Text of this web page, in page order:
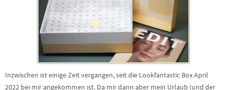
Inzwischen ist einige Zeit vergangen, seit die Lookfantastic Box April
2022 bei mir angekommen ist. Da mir dann aber mein Urlaub (und der